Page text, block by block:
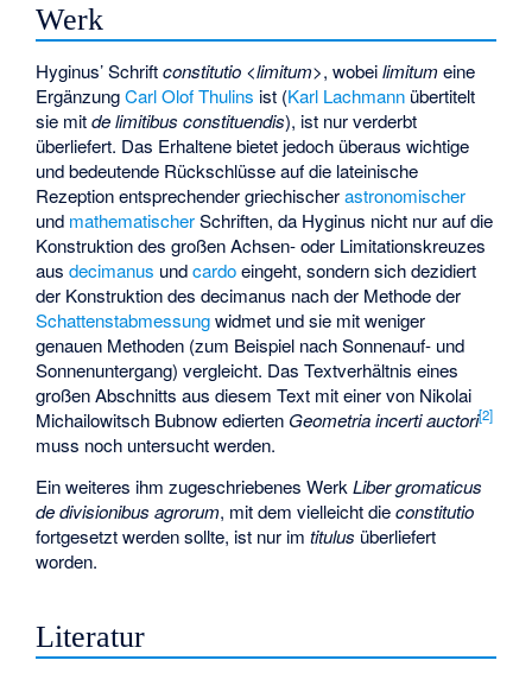
Werk
Hyginus’ Schriftconstitutio <limitum>, wobeilimitum eine
ErgänzungCarl Olof Thulins ist (Karl Lachmann übertitelt
sie mitde limitibus constituendis), ist nur verderbt
überliefert. Das Erhaltene bietet jedoch überaus wichtige
und bedeutende Rückschlüsse auf die lateinische
Rezeption entsprechender griechischerastronomischer
und mathematischerSchriften, da Hyginus nicht nur auf die
Konstruktion des großen Achsen- oder Limitationskreuzes
ausdecimanus undcardoeingeht, sondern sich dezidiert
der Konstruktion des decimanus nach der Methode der
Schattenstabmessungwidmet und sie mit weniger
genauen Methoden (zum Beispiel nach Sonnenauf- und
Sonnenuntergang) vergleicht. Das Textverhältnis eines
großen Abschnitts aus diesem Text mit einer von Nikolai
Michailowitsch Bubnowedierten Geometria incerti auctori[2]
muss noch untersucht werden.
Ein weiteres ihm zugeschriebenes WerkLiber gromaticus
de divisionibus agrorum, mit dem vielleicht dieconstitutio
fortgesetzt werden sollte, ist nur imtitulus überliefert
worden.
Literatur